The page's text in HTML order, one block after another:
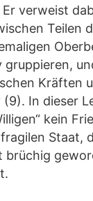
verweist
Teilen
gruppieren,
Kräften
In dieser
kein
Staat,
brüchig